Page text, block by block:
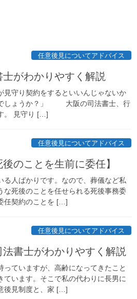
任意後見についてアドバイス
がわかりやすく解説
見守り契約をするといいんじゃないか
でしょうか？」 大阪の司法書士、行
。 見守り […]
任意後見についてアドバイス
のことを生前に委任】
る人ばかりです。なので、葬儀など私
死後のことを任せられる死後事務委
任契約のことを […]
任意後見についてアドバイス
書士がわかりやすく解説
っていますが、高齢になってきたこと
います。そこで私の代わりに長男に
後見制度と、家 […]